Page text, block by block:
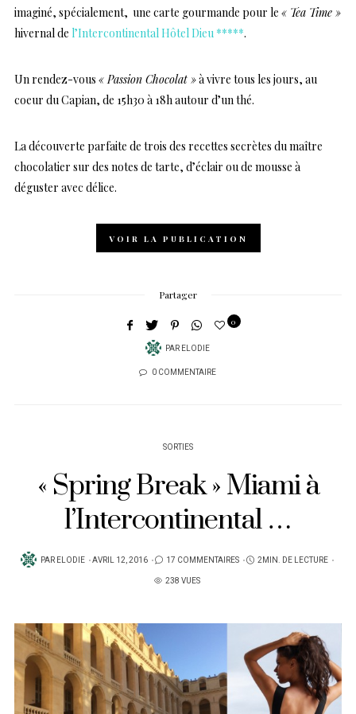
imaginé, spécialement, une carte gourmande pour le « Tea Time »
hivernal de l’Intercontinental Hôtel Dieu *****.
Un rendez-vous « Passion Chocolat »à vivre tous les jours, au
coeur du Capian, de 15h30 à 18h autour d’un thé.
La découverte parfaite de trois des recettes secrètes du maître
chocolatier sur des notes de tarte, d’éclair ou de mousse à
déguster avec délice.
VOIR LA PUBLICATION
Partager
PAR ELODIE
0
0 COMMENTAIRE
SORTIES
« Spring Break » Miami à
l’Intercontinental …
PAR ELODIE
PUBLIÉ
AVRIL 12, 2016 17 COMMENTAIRES
2MIN. DE LECTURE
238 VUES